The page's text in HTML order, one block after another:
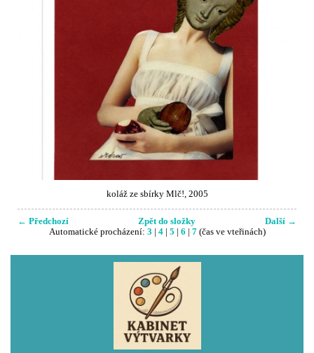
koláž ze sbírky Mlč!, 2005
← Předchozí Další →
Zpět do složky
Automatické procházení: 3 | 4| 5 | 6 | 7(čas ve vteřinách)